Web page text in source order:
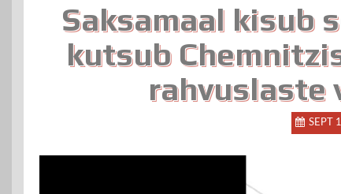
Saksamaal kisub
kutsub
rahvuslaste
SEPT 1